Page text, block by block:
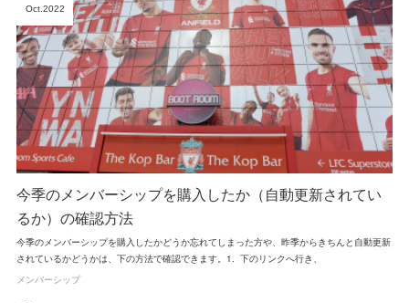
今季のメンバーシップを購入したか（自動更新されてい
るか）の確認方法
今季のメンバーシップを購入したかどうか忘れてしまった方や、昨季からきちんと自動更新
されているかどうかは、下の方法で確認できます。1. 下のリンクへ行き、
Oct 2022
メンバーシップ